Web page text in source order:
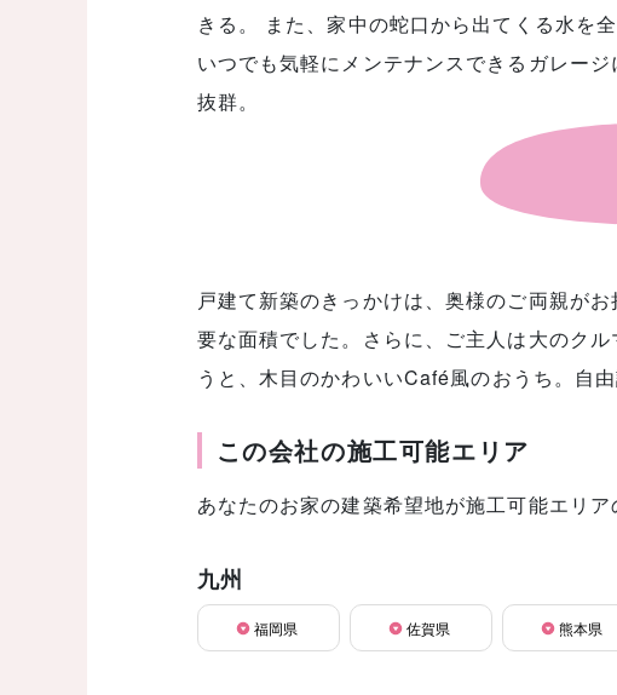
きる。 また、家中の蛇口から出てくる水を
いつでも気軽にメンテナンスできるガレー
抜群。
戸建て新築のきっかけは、奥様のご両親が
要な面積でした。さらに、ご主人は大のク
うと、木目のかわいいCafé風のおうち。自
この会社の施工可能エリア
あなたのお家の建築希望地が施工可能エリ
九州
福岡県 佐賀県 熊本県